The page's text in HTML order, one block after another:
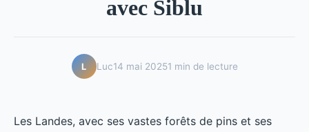
avec Siblu
L Luc14 mai 20251 min de lecture
Les Landes, avec ses vastes forêts de pins et ses